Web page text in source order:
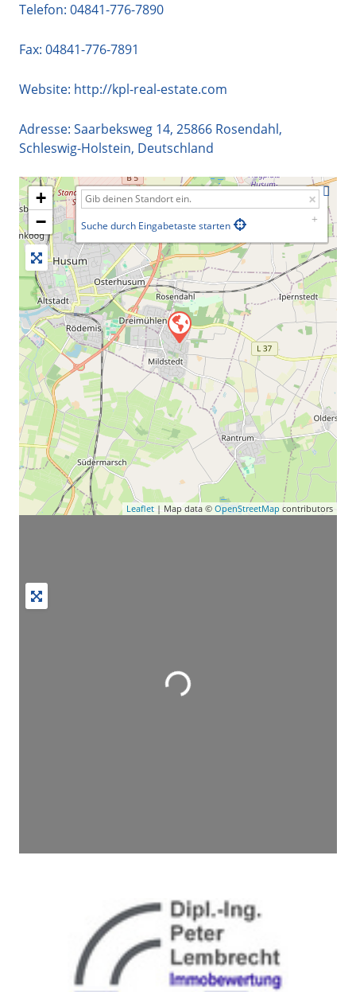
Telefon: 04841-776-7890
Fax: 04841-776-7891
Website: http://kpl-real-estate.com
Adresse: Saarbeksweg 14, 25866 Rosendahl,
Schleswig-Holstein, Deutschland
+
−
Suche durch Eingabetaste starten
Leaflet| Map data © OpenStreetMap contributors
Wird geladen …